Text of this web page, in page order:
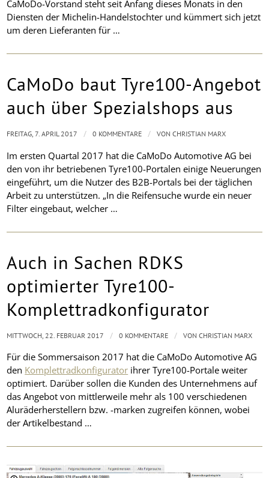
CaMoDo-Vorstand steht seit Anfang dieses Monats in den
Diensten der Michelin-Handelstochter und kümmert sich jetzt
um deren Lieferanten für …
CaMoDo baut Tyre100-Angebot
auch über Spezialshops aus
Im ersten Quartal 2017 hat die CaMoDo Automotive AG bei
den von ihr betriebenen Tyre100-Portalen einige Neuerungen
eingeführt, um die Nutzer des B2B-Portals bei der täglichen
Arbeit zu unterstützen. „In die Reifensuche wurde ein neuer
Filter eingebaut, welcher …
FREITAG, 7. APRIL 2017 / 0 KOMMENTARE / VONCHRISTIAN MARX
Auch in Sachen RDKS
optimierter Tyre100-
Komplettradkonfigurator
Für die Sommersaison 2017 hat die CaMoDo Automotive AG
den Komplettradkonfigurator ihrer Tyre100-Portale weiter
optimiert. Darüber sollen die Kunden des Unternehmens auf
das Angebot von mittlerweile mehr als 100 verschiedenen
Aluräderherstellern bzw. -marken zugreifen können, wobei
der Artikelbestand …
MITTWOCH, 22. FEBRUAR 2017 / 0 KOMMENTARE / VONCHRISTIAN MARX